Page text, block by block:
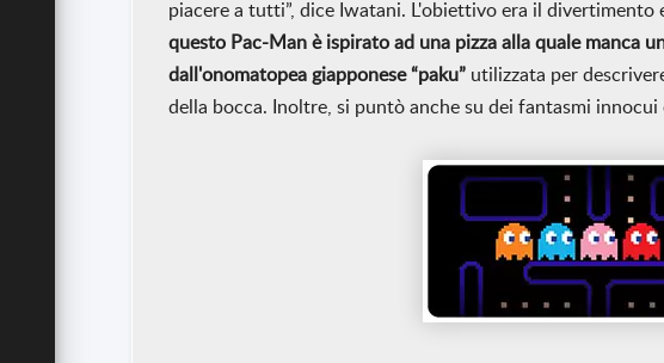
piacere a tutti”, dice Iwatani. L'obiettivo era il divertimento
questo Pac-Man è ispirato ad una pizza alla quale manca
dall'onomatopea giapponese “paku” utilizzata per
della bocca. Inoltre, si puntò anche su dei fantasmi innocui